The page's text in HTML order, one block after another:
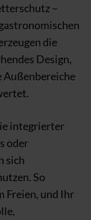
–
die
Design,
Außenbereiche
integrierter
oder
sich
So
Freien, und Ihr